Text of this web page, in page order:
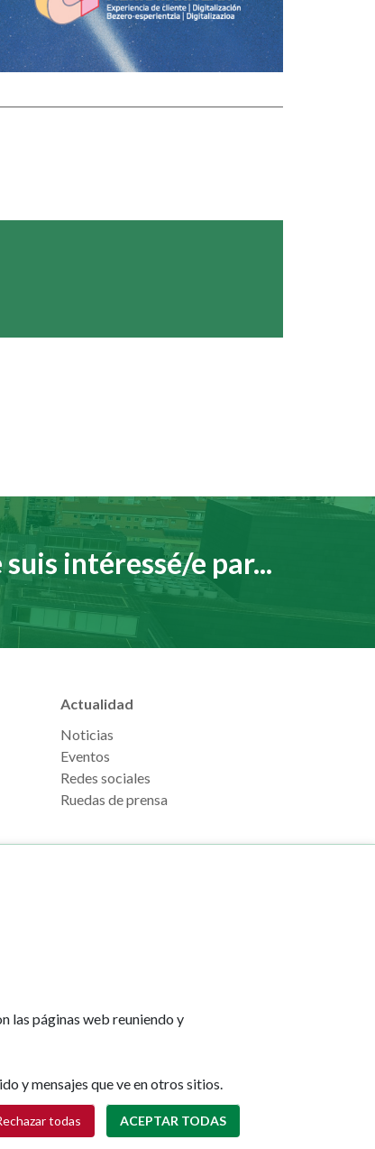
suis intéressé/e par...
Actualidad
Noticias
Eventos
Redes sociales
Ruedas de prensa
Política de privacidad
las páginas web reuniendo y
y mensajes que ve en otros sitios.
todas ACEPTAR TODAS
Retirar consentimiento